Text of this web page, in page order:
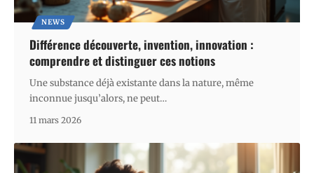
NEWS
Différence découverte, invention, innovation :
comprendre et distinguer ces notions
Une substance déjà existante dans la nature, même
inconnue jusqu’alors, ne peut…
11 mars 2026